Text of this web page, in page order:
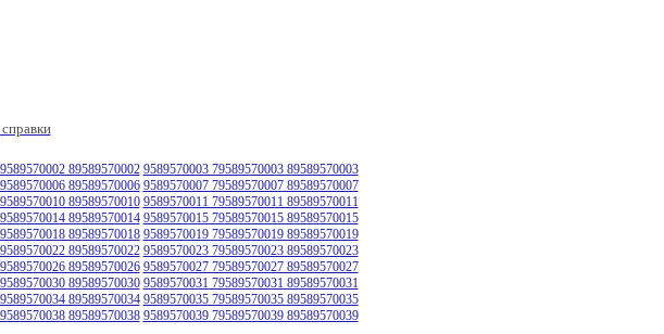
89589570002 9589570003 79589570003 89589570003
89589570006 9589570007 79589570007 89589570007
89589570010 9589570011 79589570011 89589570011
89589570014 9589570015 79589570015 89589570015
89589570018 9589570019 79589570019 89589570019
89589570022 9589570023 79589570023 89589570023
89589570026 9589570027 79589570027 89589570027
89589570030 9589570031 79589570031 89589570031
89589570034 9589570035 79589570035 89589570035
89589570038 9589570039 79589570039 89589570039